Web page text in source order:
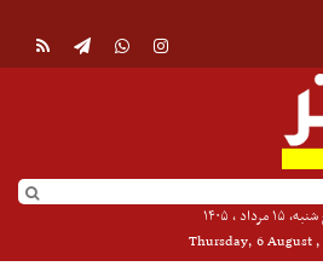
مرداد , ۱۴۰۵
Thursday, 6 August